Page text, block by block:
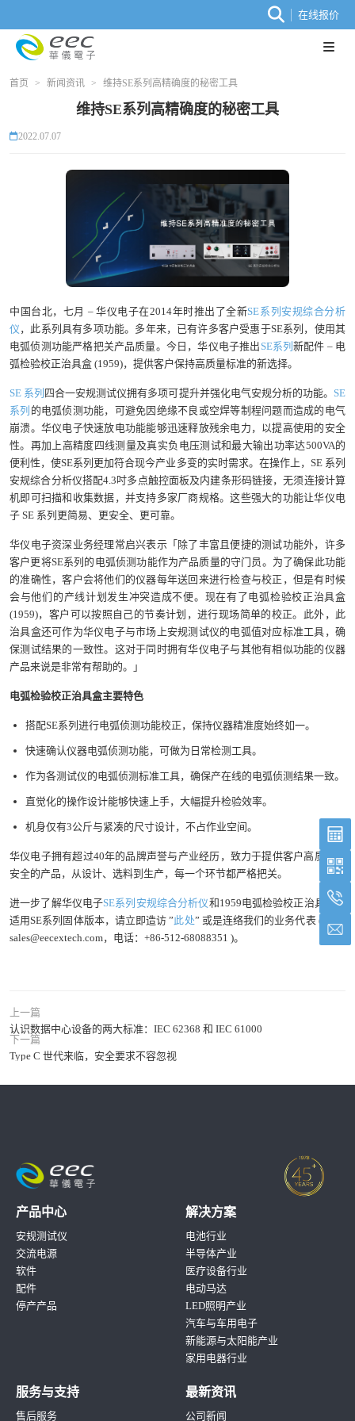
在线报价
首页 > 新闻资讯 > 维持SE系列高精确度的秘密工具
维持SE系列高精确度的秘密工具
2022.07.07
中国台北，七月 – 华仪电子在2014年时推出了全新SE系列安规综合分析
仪 ，此系列具有多项功能。多年来，已有许多客户受惠于SE系列，使用其
电弧侦测功能严格把关产品质量。今日，华仪电子推出 SE系列新配件 – 电
弧检验校正治具盒 (1959)，提供客户保持高质量标准的新选择。
SE 系列 四合一安规测试仪拥有多项可提升并强化电气安规分析的功能。 SE
系列 的电弧侦测功能，可避免因绝缘不良或空焊等制程问题而造成的电气
崩溃。华仪电子快速放电功能能够迅速释放残余电力，以提高使用的安全
性。再加上高精度四线测量及真实负电压测试和最大输出功率达500VA的
便利性，使SE系列更加符合现今产业多变的实时需求。在操作上，SE 系列
安规综合分析仪搭配4.3吋多点触控面板及内建条形码链接，无须连接计算
机即可扫描和收集数据，并支持多家厂商规格。这些强大的功能让华仪电
子 SE 系列更简易、更安全、更可靠。
华仪电子资深业务经理常启兴表示「除了丰富且便捷的测试功能外，许多
客户更将SE系列的电弧侦测功能作为产品质量的守门员。为了确保此功能
的准确性，客户会将他们的仪器每年送回来进行检查与校正，但是有时候
会与他们的产线计划发生冲突造成不便。现在有了电弧检验校正治具盒
(1959)，客户可以按照自己的节奏计划，进行现场简单的校正。此外，此
治具盒还可作为华仪电子与市场上安规测试仪的电弧值对应标准工具，确
保测试结果的一致性。这对于同时拥有华仪电子与其他有相似功能的仪器
产品来说是非常有帮助的。」
电弧检验校正治具盒主要特色
搭配SE系列进行电弧侦测功能校正，保持仪器精准度始终如一。
快速确认仪器电弧侦测功能，可做为日常检测工具。
作为各测试仪的电弧侦测标准工具，确保产在线的电弧侦测结果一致。
直觉化的操作设计能够快速上手，大幅提升检验效率。
机身仅有3公斤与紧凑的尺寸设计，不占作业空间。
华仪电子拥有超过40年的品牌声誉与产业经历，致力于提供客户高质量与
安全的产品，从设计、选料到生产，每一个环节都严格把关。
进一步了解华仪电子SE系列安规综合分析仪和1959电弧检验校正治具盒与
适用SE系列固体版本，请立即造访 ”此处” 或是连络我们的业务代表 (信箱:
sales@eecextech.com，电话：+86-512-68088351 )。
上一篇
认识数据中心设备的两大标准：IEC 62368 和 IEC 61000
下一篇
Type C 世代来临，安全要求不容忽视
产品中心
安规测试仪
交流电源
软件
配件
停产产品
解决方案
电池行业
半导体产业
医疗设备行业
电动马达
LED照明产业
汽车与车用电子
新能源与太阳能产业
家用电器行业
服务与支持
售后服务
最新资讯
公司新闻